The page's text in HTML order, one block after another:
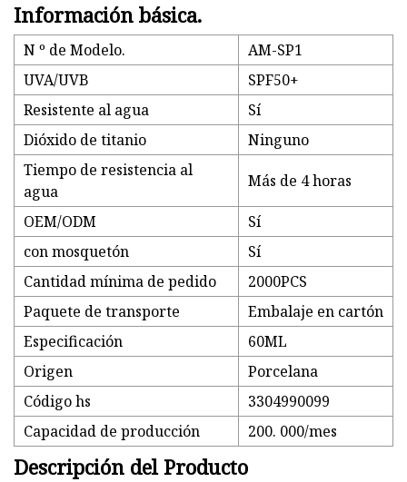
Información básica.
N º de Modelo.
AM-SP1
UVA/UVB
SPF50+
Resistente al agua
Sí
Dióxido de titanio
Ninguno
Tiempo de resistencia al
agua
Más de 4 horas
OEM/ODM
Sí
con mosquetón
Sí
Cantidad mínima de pedido
2000PCS
Paquete de transporte
Embalaje en cartón
Especificación
60ML
Origen
Porcelana
Código hs
3304990099
Capacidad de producción
200. 000/mes
Descripción del Producto